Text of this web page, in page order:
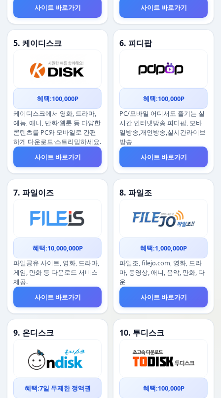
사이트 바로가기
사이트 바로가기
5. 케이디스크
혜택:100,000P
케이디스크에서 영화, 드라마,
예능, 애니, 만화·웹툰 등 다양한
콘텐츠를 PC와 모바일로 간편
하게 다운로드·스트리밍하세요.
사이트 바로가기
6. 피디팝
혜택:100,000P
PC/모바일 어디서도 즐기는 실
시간 인터넷방송 피디팝, 모바
일방송,개인방송,실시간라이브
방송
사이트 바로가기
7. 파일이즈
혜택:10,000,000P
파일공유 사이트, 영화, 드라마,
게임, 만화 등 다운로드 서비스
제공.
사이트 바로가기
8. 파일조
혜택:1,000,000P
파일조, filejo.com, 영화, 드라
마, 동영상, 애니, 음악, 만화, 다
운
사이트 바로가기
9. 온디스크
혜택:7일 무제한 정액권
10. 투디스크
혜택:100,000P